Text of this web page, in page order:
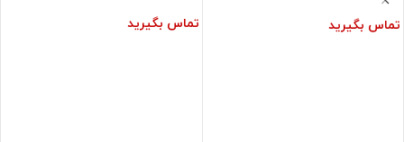
تماس بگیرید تماس بگیرید